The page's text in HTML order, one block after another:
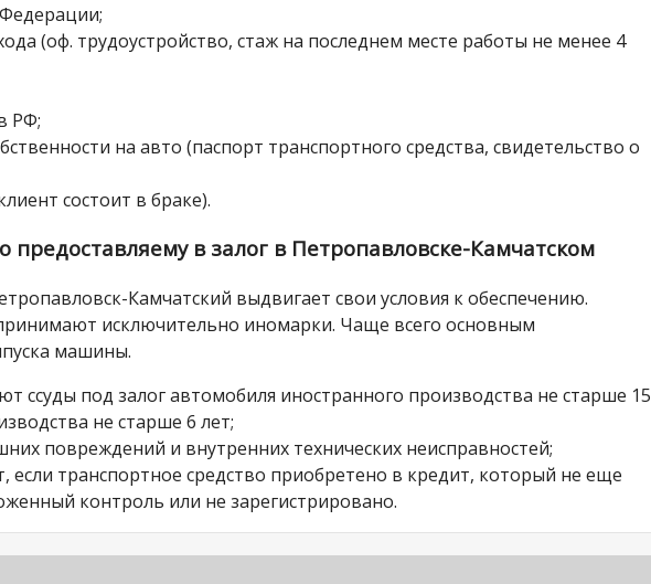
(оф. трудоустройство, стаж на последнем месте работы не менее 4
РФ;
на авто (паспорт транспортного средства, свидетельство о
состоит в браке).
в залог в Петропавловске-Камчатском
Камчатский выдвигает свои условия к обеспечению.
исключительно иномарки. Чаще всего основным
машины.
ссуды под залог автомобиля иностранного производства не старше 15
не старше 6 лет;
повреждений и внутренних технических неисправностей;
если транспортное средство приобретено в кредит, который не еще
контроль или не зарегистрировано.